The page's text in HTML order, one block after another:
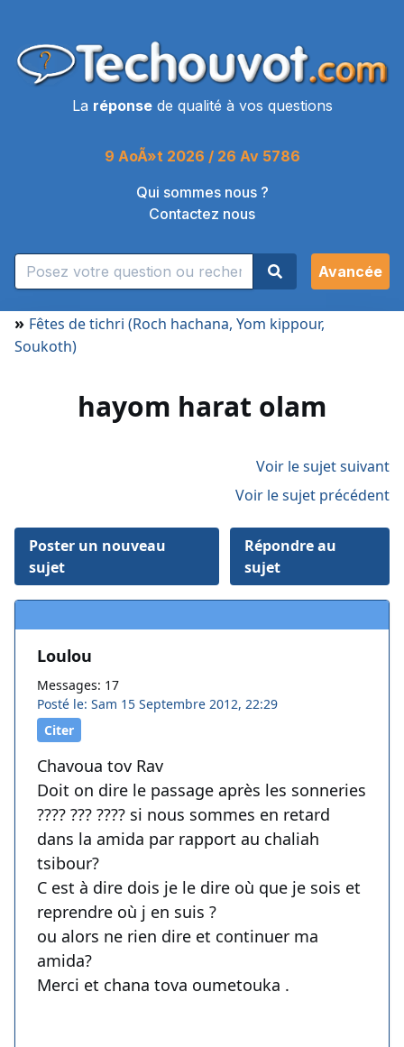
La réponsede qualité à vos questions
9 AoÃ»t 2026 / 26 Av 5786
Qui sommes nous ?
Contactez nous
Avancée
» Fêtes de tichri (Roch hachana, Yom kippour,
Soukoth)
hayom harat olam
Voir le sujet suivant
Voir le sujet précédent
Poster un nouveau
sujet
Répondre au
sujet
Loulou
Messages: 17
Posté le: Sam 15 Septembre 2012, 22:29
Citer
Chavoua tov Rav
Doit on dire le passage après les sonneries
???? ??? ???? si nous sommes en retard
dans la amida par rapport au chaliah
tsibour?
C est à dire dois je le dire où que je sois et
reprendre où j en suis ?
ou alors ne rien dire et continuer ma
amida?
Merci et chana tova oumetouka .